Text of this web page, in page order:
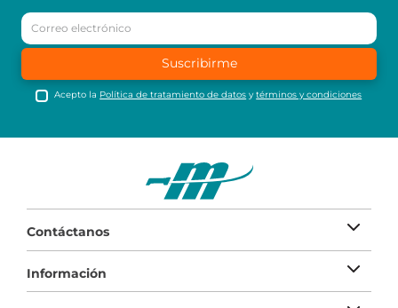
Suscribirme
Acepto la Política de tratamiento de datos ytérminos y condiciones
Contáctanos
Información